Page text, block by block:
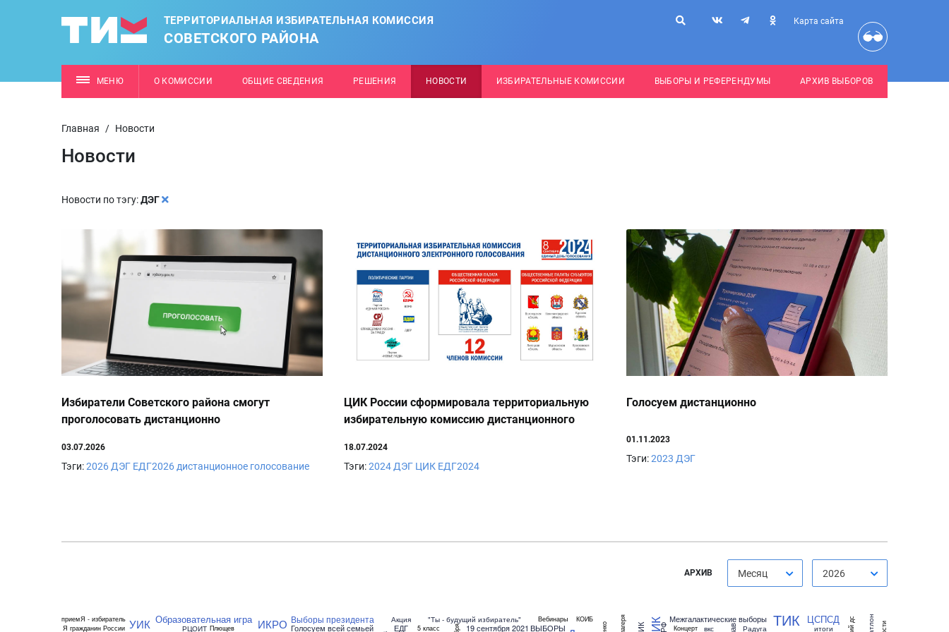
ТЕРРИТОРИАЛЬНАЯ ИЗБИРАТЕЛЬНАЯ КОМИССИЯ
СОВЕТСКОГО РАЙОНА
Карта сайта
МЕНЮ О КОМИССИИ ОБЩИЕ СВЕДЕНИЯ РЕШЕНИЯ НОВОСТИ ИЗБИРАТЕЛЬНЫЕ КОМИССИИ ВЫБОРЫ И РЕФЕРЕНДУМЫ АРХИВ ВЫБОРОВ
Главная / Новости
Новости
Новости по тэгу:ДЭГ
Избиратели Советского района смогут
проголосовать дистанционно
03.07.2026
Тэги:2026 ДЭГ ЕДГ2026 дистанционное голосование
ЦИК России сформировала территориальную
избирательную комиссию дистанционного
18.07.2024
Тэги:2024 ДЭГ ЦИК ЕДГ2024
Голосуем дистанционно
01.11.2023
Тэги:2023 ДЭГ
АРХИВ Месяц 2026
"Ты - будущий избиратель"
19 сентября 2021
5 класс
Акция
ВЫБОРЫ
Вебинары
Выборы президента
Голосуем всей семьей ЕДГ
ИКРО КОИБ
Концерт
Межгалактические выборы
Образовательная игра
Плющев
РЦОИТ Радуга ТИК
УИК ЦСПСД
Я - избиратель
Я гражданин России
вкс итоги
прием